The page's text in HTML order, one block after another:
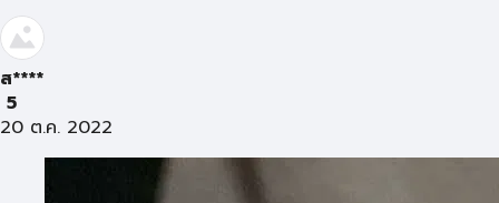
ส****
5
20 ต.ค. 2022